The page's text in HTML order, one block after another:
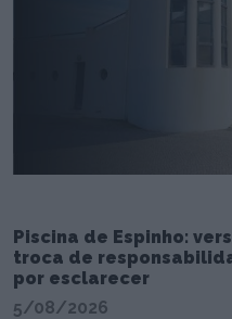
Piscina de Espinho:
troca de
por esclarecer
5/08/2026